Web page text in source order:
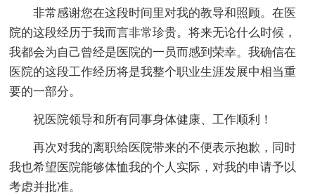
非常感谢您在这段时间里对我的教导和照顾。在医
院的这段经历于我而言非常珍贵。将来无论什么时候，
我都会为自己曾经是医院的一员而感到荣幸。我确信在
医院的这段工作经历将是我整个职业生涯发展中相当重
要的一部分。
祝医院领导和所有同事身体健康、工作顺利！
再次对我的离职给医院带来的不便表示抱歉，同时
我也希望医院能够体恤我的个人实际，对我的申请予以
考虑并批准。